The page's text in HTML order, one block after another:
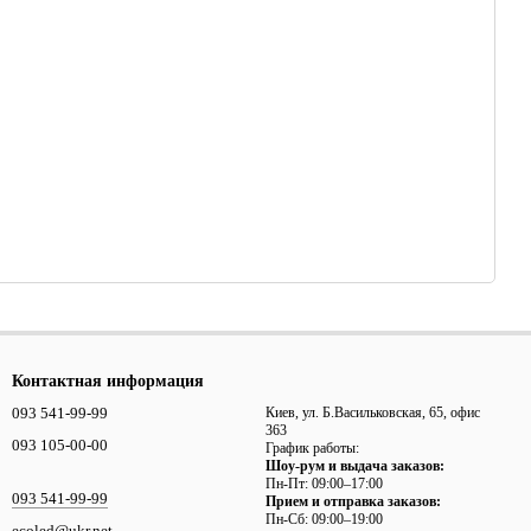
Контактная информация
093 541-99-99
093 105-00-00
093 541-99-99
Киев, ул. Б.Васильковская, 65, офис
363
График работы:
Шоу-рум и выдача заказов:
Пн-Пт: 09:00–17:00
Прием и отправка заказов:
Пн-Сб: 09:00–19:00